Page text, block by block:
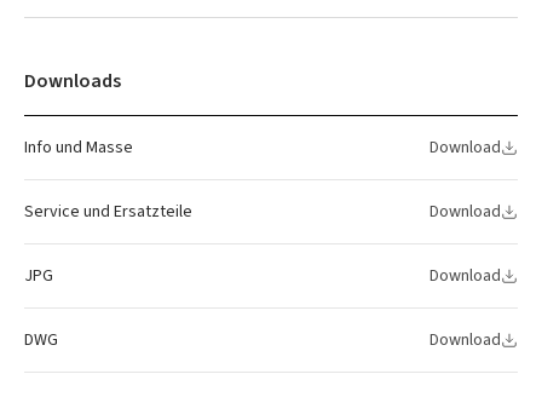
Downloads
Info und Masse Download
Service und Ersatzteile Download
JPG Download
DWG Download